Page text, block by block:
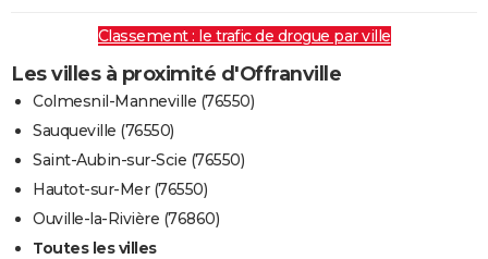
Classement : le trafic de drogue par ville
Les villes à proximité d'Offranville
Colmesnil-Manneville (76550)
Sauqueville (76550)
Saint-Aubin-sur-Scie (76550)
Hautot-sur-Mer (76550)
Ouville-la-Rivière (76860)
Toutes les villes